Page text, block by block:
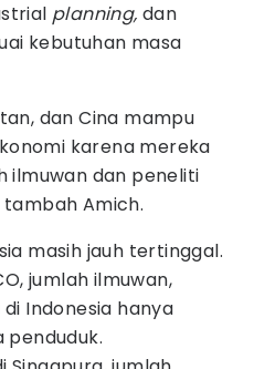
planning, dan
kebutuhan masa
dan Cina mampu
karena mereka
ilmuwan dan peneliti
Amich.
masih jauh tertinggal.
jumlah ilmuwan,
Indonesia hanya
penduduk.